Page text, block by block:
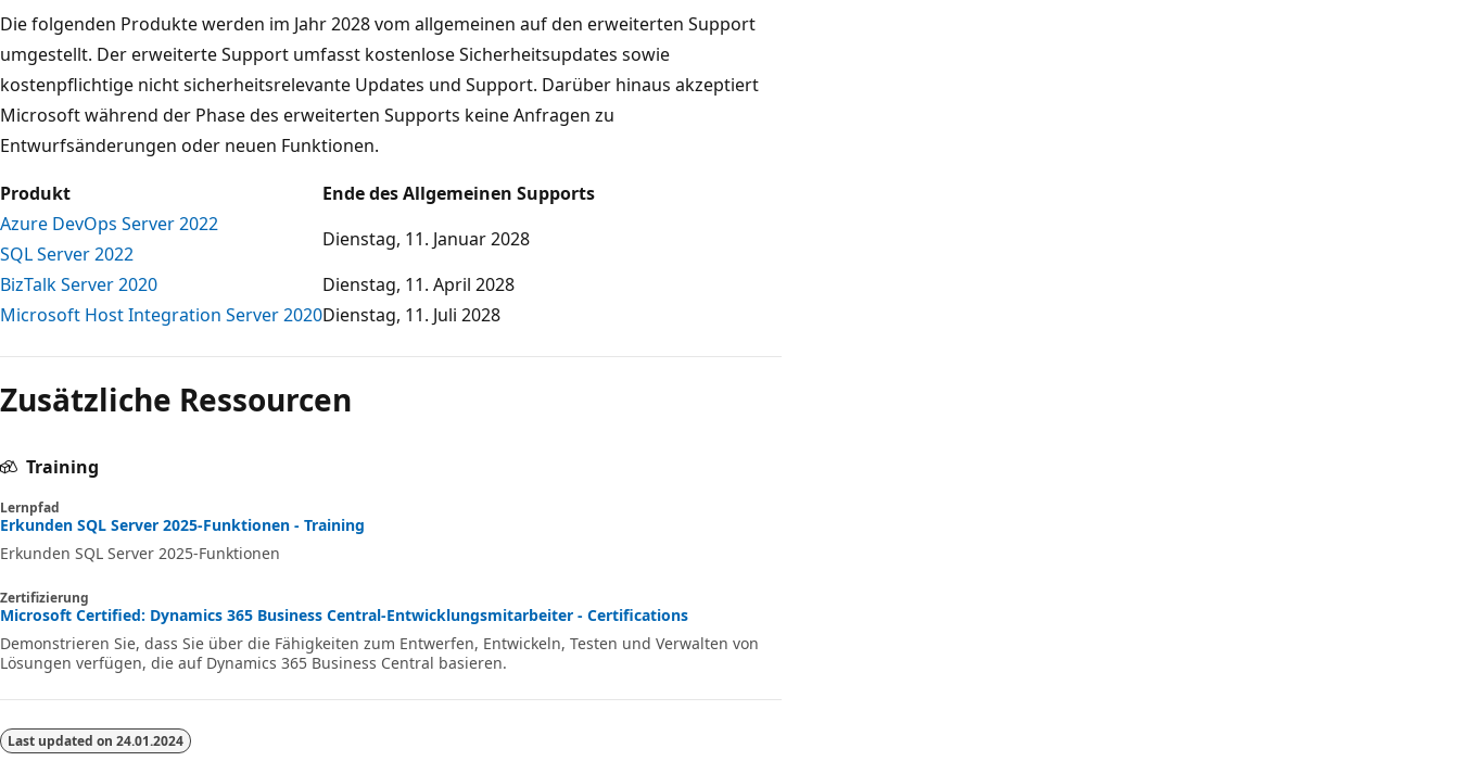
Die folgenden Produkte werden im Jahr 2028 vom allgemeinen auf den erweiterten Support
umgestellt. Der erweiterte Support umfasst kostenlose Sicherheitsupdates sowie
kostenpflichtige nicht sicherheitsrelevante Updates und Support. Darüber hinaus akzeptiert
Microsoft während der Phase des erweiterten Supports keine Anfragen zu
Entwurfsänderungen oder neuen Funktionen.
Produkt
Ende des Allgemeinen Supports
Azure DevOps Server 2022
SQL Server 2022
Dienstag, 11. Januar 2028
BizTalk Server 2020
Dienstag, 11. April 2028
Microsoft Host Integration Server 2020Dienstag, 11. Juli 2028
Zusätzliche Ressourcen
Training
Lernpfad
Erkunden SQL Server 2025-Funktionen - Training
Erkunden SQL Server 2025-Funktionen
Zertifizierung
Microsoft Certified: Dynamics 365 Business Central-Entwicklungsmitarbeiter - Certifications
Demonstrieren Sie, dass Sie über die Fähigkeiten zum Entwerfen, Entwickeln, Testen und Verwalten von
Lösungen verfügen, die auf Dynamics 365 Business Central basieren.
Last updated on 24.01.2024